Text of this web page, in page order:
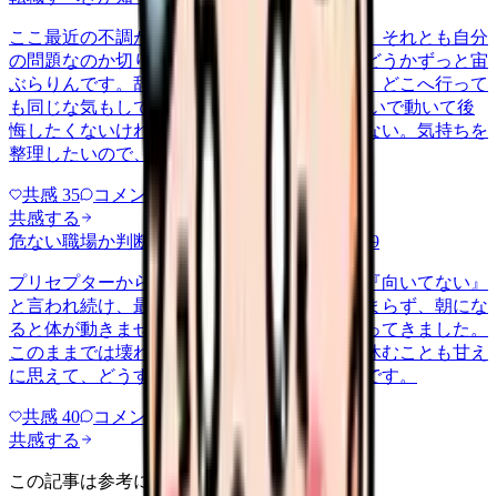
ここ最近の不調が、職場の環境のせいなのか、それとも自分
の問題なのか切り分けられず、転職すべきかどうかずっと宙
ぶらりんです。辞めれば楽になる気もするし、どこへ行って
も同じな気もして、決め手がありません。 勢いで動いて後
悔したくないけれど、このまま留まる根拠もない。気持ちを
整理したいので、判断材料の集…
共感 35 コメント
共感する
危ない職場か判断してほしい
2026/6/9
プリセプターから毎日のように『辞めれば』『向いてない』
と言われ続け、最近は職場が近づくと涙が止まらず、朝にな
ると体が動きません。食事も喉を通らなくなってきました。
このままでは壊れてしまう気がします。でも休むことも甘え
に思えて、どうすればいいのか分からないんです。
共感 40 コメント
共感する
この記事は参考になりましたか？